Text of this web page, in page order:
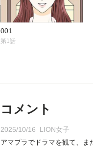
001
第1話
コメント
2025/10/16
LION女子
アマプラでドラマを観て、ま